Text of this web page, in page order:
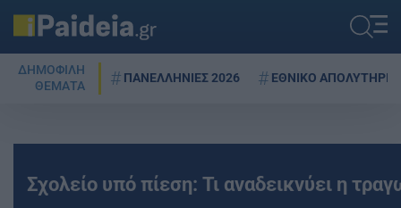
ΔΗΜΟΦΙΛΗ
ΘΕΜΑΤΑ
ΠΑΝΕΛΛΗΝΙΕΣ 2026 ΕΘΝΙΚΟ ΑΠΟΛΥΤΗΡΙΟ
Σχολείο υπό πίεση: Τι αναδεικνύει η